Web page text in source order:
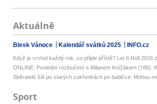
Aktuálně
Blesk Vánoce Kalendář svátků 2025 INFO.cz
Když je vrchol každý rok, co přijde příště? Let It Roll 2026
ONLINE: Poslední rozloučení s Milanem Knížákem (†86).
Sběratelé šílí po starých cukřenkách po babičce: Mohou
Sport